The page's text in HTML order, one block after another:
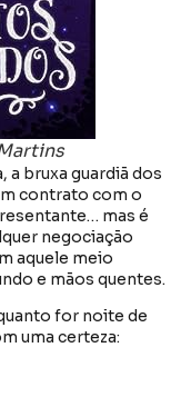
a bruxa guardiã dos
contrato com o
mas é
negociação
aquele meio
e mãos quentes.
for noite de
uma certeza: